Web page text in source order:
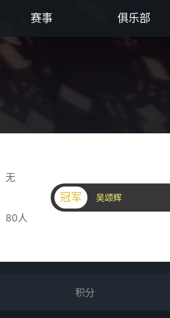
赛事 俱乐部
无
80人
冠军 吴颂辉
积分